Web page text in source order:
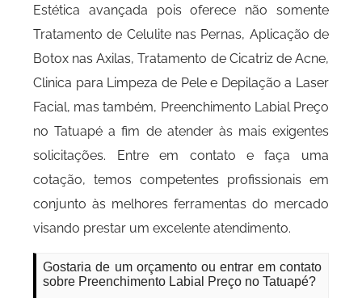
Estética avançada pois oferece não somente
Tratamento de Celulite nas Pernas, Aplicação de
Botox nas Axilas, Tratamento de Cicatriz de Acne,
Clinica para Limpeza de Pele e Depilação a Laser
Facial, mas também, Preenchimento Labial Preço
no Tatuapé a fim de atender às mais exigentes
solicitações. Entre em contato e faça uma
cotação, temos competentes profissionais em
conjunto às melhores ferramentas do mercado
visando prestar um excelente atendimento.
Gostaria de um orçamento ou entrar em contato
sobre Preenchimento Labial Preço no Tatuapé?